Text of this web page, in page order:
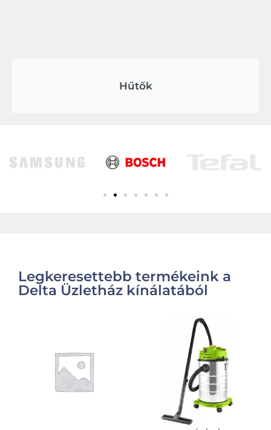
Hűtők
Legkeresettebb termékeink a
Delta Üzletház kínálatából